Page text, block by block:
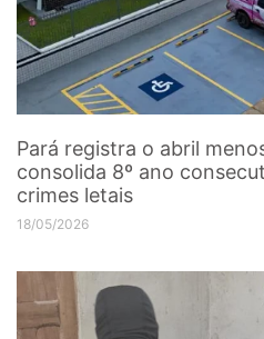
Pará registra o abril
consolida 8º ano
crimes letais
18/05/2026